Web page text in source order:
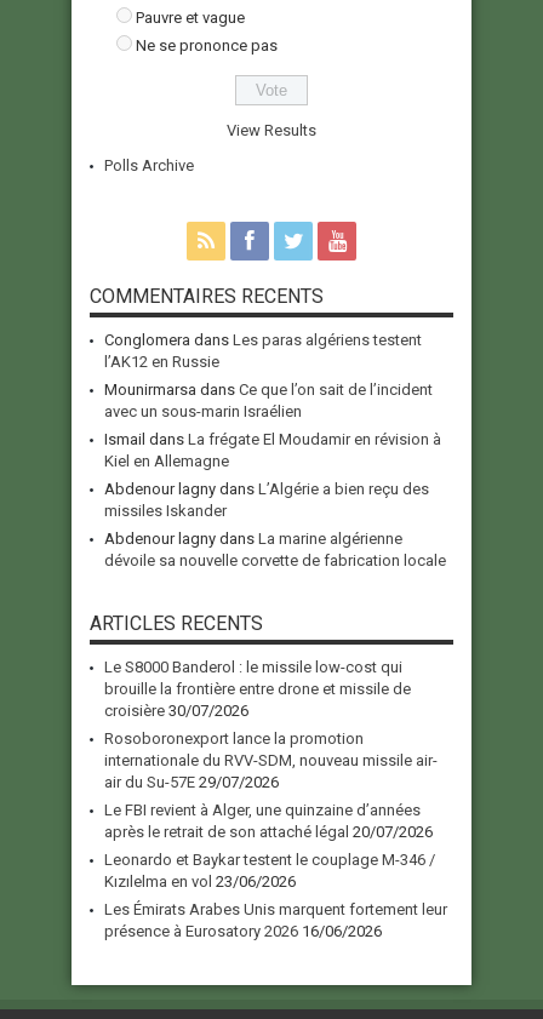
Pauvre et vague
Ne se prononce pas
View Results
Polls Archive
COMMENTAIRES RECENTS
Conglomera dans Les paras algériens testent
l’AK12 en Russie
Mounirmarsa dans Ce que l’on sait de l’incident
avec un sous-marin Israélien
Ismail dans La frégate El Moudamir en révision à
Kiel en Allemagne
Abdenour lagny dans L’Algérie a bien reçu des
missiles Iskander
Abdenour lagny dans La marine algérienne
dévoile sa nouvelle corvette de fabrication locale
ARTICLES RECENTS
Le S8000 Banderol : le missile low-cost qui
brouille la frontière entre drone et missile de
croisière 30/07/2026
Rosoboronexport lance la promotion
internationale du RVV-SDM, nouveau missile air-
air du Su-57E 29/07/2026
Le FBI revient à Alger, une quinzaine d’années
après le retrait de son attaché légal 20/07/2026
Leonardo et Baykar testent le couplage M-346 /
Kızılelma en vol 23/06/2026
Les Émirats Arabes Unis marquent fortement leur
présence à Eurosatory 2026 16/06/2026